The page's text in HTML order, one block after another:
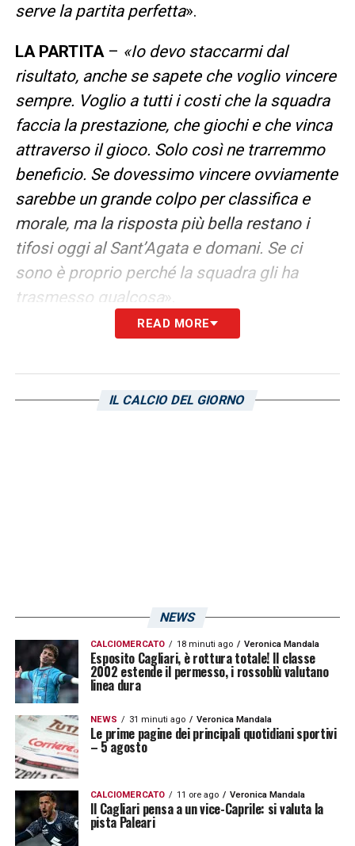
serve la partita perfetta».
LA PARTITA– «Io devo staccarmi dal
risultato, anche se sapete che voglio vincere
sempre. Voglio a tutti i costi che la squadra
faccia la prestazione, che giochi e che vinca
attraverso il gioco. Solo così ne trarremmo
beneficio. Se dovessimo vincere ovviamente
sarebbe un grande colpo per classifica e
morale, ma la risposta più bella restano i
tifosi oggi al Sant’Agata e domani. Se ci
sono è proprio perché la squadra gli ha
trasmesso qualcosa».
INDISPONIBILI E FORMAZIONE
nessuno, non lo abbiamo nelle corde e non
lo voglio insegnare. Se si vuole creare
qualcosa voglio inculcare questa mentalità.
Quest’anno stiamo gettando le basi, la
salvezza è stata raggiunta ma ora possiamo
giocarci il nostro sogno. Abbiamo fatto un
girone d’andata straordinario e uno di ritorno
al di sotto delle nostre aspettative»
RANIERI E LIVERANI
READ MORE
IL CALCIO DEL GIORNO
NEWS
CALCIOMERCATO 18 minuti ago Veronica Mandala
Esposito Cagliari, è rottura totale! Il classe
2002 estende il permesso, i rossoblù valutano
linea dura
NEWS 31 minuti ago Veronica Mandala
Le prime pagine dei principali quotidiani sportivi
– 5 agosto
CALCIOMERCATO 11 ore ago Veronica Mandala
Il Cagliari pensa a un vice-Caprile: si valuta la
pista Paleari